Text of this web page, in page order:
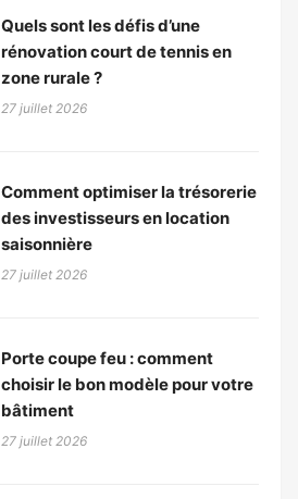
Quels sont les défis d’une
rénovation court de tennis en
zone rurale ?
27 juillet 2026
Comment optimiser la trésorerie
des investisseurs en location
saisonnière
27 juillet 2026
Porte coupe feu : comment
choisir le bon modèle pour votre
bâtiment
27 juillet 2026